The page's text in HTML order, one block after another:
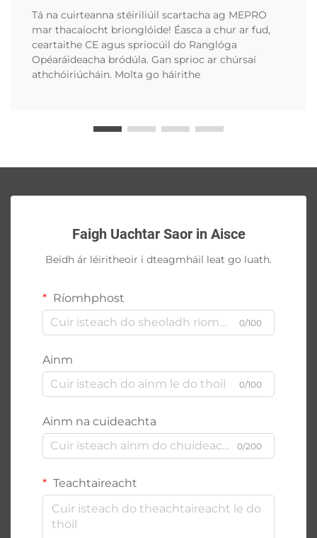
Tá na cuirteanna stéiriliúil scartacha ag MEPRO
mar thacaíocht brionglóide! Éasca a chur ar fud,
ceartaithe CE agus spriocúil do Ranglóga
Opéaráideacha bródúla. Gan sprioc ar chúrsaí
athchóiriúcháin. Molta go háirithe
Faigh Uachtar Saor in Aisce
Beidh ár léiritheoir i dteagmháil leat go luath.
Ríomhphost
0/100
Ainm
0/100
Ainm na cuideachta
0/200
Teachtaireacht